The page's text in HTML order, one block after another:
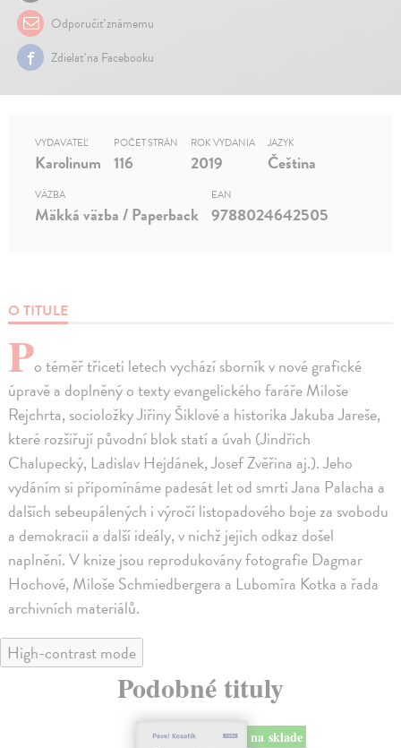
Odporučiť známemu
Zdielať na Facebooku
O TITULE
Po téměř třiceti letech vychází sborník v nové grafické
úpravě a doplněný o texty evangelického faráře Miloše
Rejchrta, socioložky Jiřiny Šiklové a historika Jakuba Jareše,
které rozšiřují původní blok statí a úvah (Jindřich
Chalupecký, Ladislav Hejdánek, Josef Zvěřina aj.). Jeho
vydáním si připomínáme padesát let od smrti Jana Palacha a
dalších sebeupálených i výročí listopadového boje za svobodu
a demokracii a další ideály, v nichž jejich odkaz došel
naplnění. V knize jsou reprodukovány fotografie Dagmar
Hochové, Miloše Schmiedbergera a Lubomíra Kotka a řada
archivních materiálů.
VYDAVATEĽ
Karolinum
POČET STRÁN
116
ROK VYDANIA
2019
JAZYK
Čeština
VÄZBA
Mäkká väzba / Paperback
EAN
9788024642505
High-contrast mode
Podobné tituly
na sklade